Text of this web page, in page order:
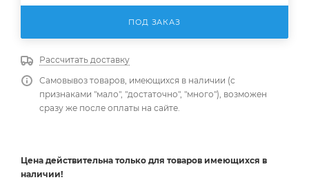
ПОД ЗАКАЗ
Рассчитать доставку
Самовывоз товаров, имеющихся в наличии (с
признаками "мало", "достаточно", "много"), возможен
сразу же после оплаты на сайте.
Цена действительна только для товаров имеющихся в
наличии!